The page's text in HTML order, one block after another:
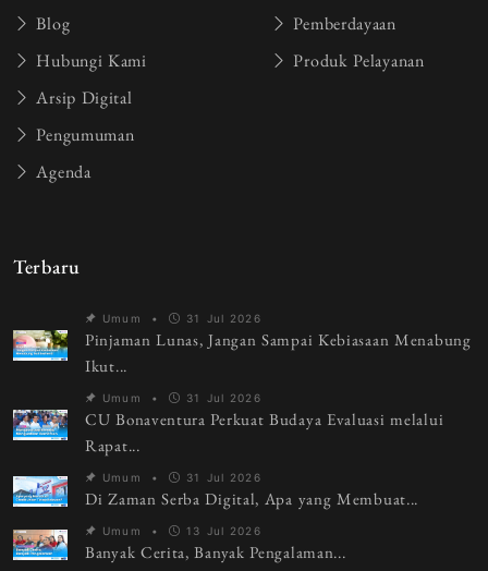
Blog
Hubungi Kami
Arsip Digital
Pengumuman
Agenda
Pemberdayaan
Produk Pelayanan
Terbaru
Umum • 31 Jul 2026
Pinjaman Lunas, Jangan Sampai Kebiasaan Menabung
Ikut...
Umum • 31 Jul 2026
CU Bonaventura Perkuat Budaya Evaluasi melalui
Rapat...
Umum • 31 Jul 2026
Di Zaman Serba Digital, Apa yang Membuat...
Umum • 13 Jul 2026
Banyak Cerita, Banyak Pengalaman...